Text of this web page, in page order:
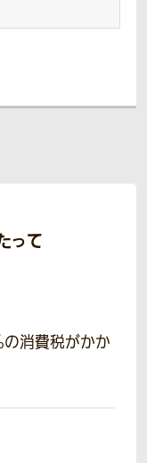
って
消費税がかか